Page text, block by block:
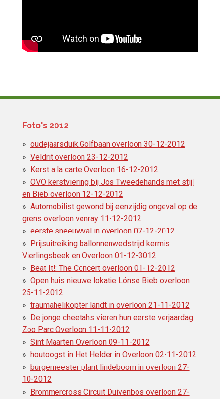
Foto's 2012
oudejaarsduik.Golfbaan overloon 30-12-2012
Veldrit overloon 23-12-2012
Kerst a la carte Overloon 16-12-2012
OVO kerstviering bij Jos Tweedehands met stijl
en Bieb overloon 12-12-2012
Automobilist gewond bij eenzijdig ongeval op de
grens overloon venray 11-12-2012
eerste sneeuwval in overloon 07-12-2012
Prijsuitreiking ballonnenwedstrijd kermis
Vierlingsbeek en Overloon 01-12-3012
Beat It!: The Concert overloon 01-12-2012
Open huis nieuwe lokatie Lónse Bieb overloon
25-11-2012
traumahelikopter landt in overloon 21-11-2012
De jonge cheetahs vieren hun eerste verjaardag
Zoo Parc Overloon 11-11-2012
Sint Maarten Overloon 09-11-2012
houtoogst in Het Helder in Overloon 02-11-2012
burgemeester plant lindeboom in overloon 27-
10-2012
Brommercross Circuit Duivenbos overloon 27-